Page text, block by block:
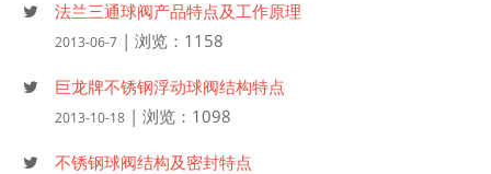
法兰三通球阀产品特点及工作原理
2013-06-7 | 浏览：1158
巨龙牌不锈钢浮动球阀结构特点
2013-10-18 | 浏览：1098
不锈钢球阀结构及密封特点